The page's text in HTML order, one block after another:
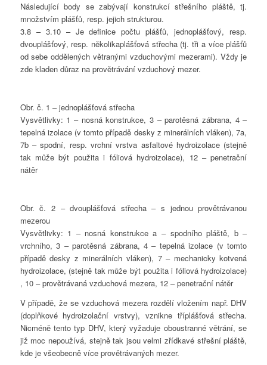
Následující body se zabývají konstrukcí střešního pláště, tj.
množstvím plášťů, resp. jejich strukturou.
3.8 – 3.10 – Je definice počtu plášťů, jednoplášťový, resp.
dvouplášťový, resp. několikaplášťová střecha (tj. tři a více plášťů
od sebe oddělených větranými vzduchovými mezerami). Vždy je
zde kladen důraz na provětrávání vzduchový mezer.
Obr. č. 1 – jednoplášťová střecha
Vysvětlivky: 1 – nosná konstrukce, 3 – parotěsná zábrana, 4 –
tepelná izolace (v tomto případě desky z minerálních vláken), 7a,
7b – spodní, resp. vrchní vrstva asfaltové hydroizolace (stejně
tak může být použita i fóliová hydroizolace), 12 – penetrační
nátěr
Obr. č. 2 – dvouplášťová střecha – s jednou provětrávanou
mezerou
Vysvětlivky: 1 – nosná konstrukce a – spodního pláště, b –
vrchního, 3 – parotěsná zábrana, 4 – tepelná izolace (v tomto
případě desky z minerálních vláken), 7 – mechanicky kotvená
hydroizolace, (stejně tak může být použita i fóliová hydroizolace)
, 10 – provětrávaná vzduchová mezera, 12 – penetrační nátěr
V případě, že se vzduchová mezera rozdělí vložením např. DHV
(doplňkové hydroizolační vrstvy), vznikne tříplášťová střecha.
Nicméně tento typ DHV, který vyžaduje oboustranné větrání, se
již moc nepoužívá, stejně tak jsou velmi zřídkavé střešní pláště,
kde je všeobecně více provětrávaných mezer.